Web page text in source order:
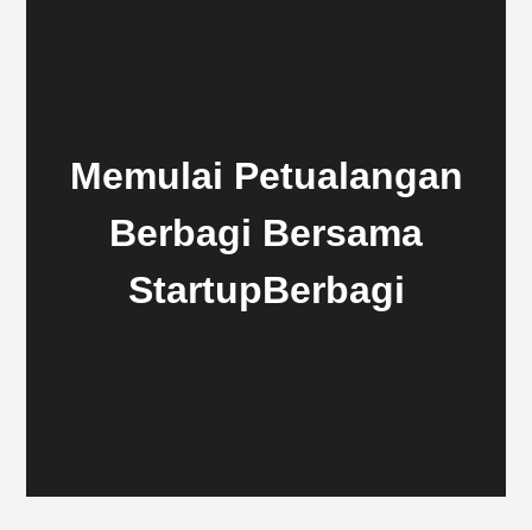
Memulai Petualangan
Berbagi Bersama
StartupBerbagi